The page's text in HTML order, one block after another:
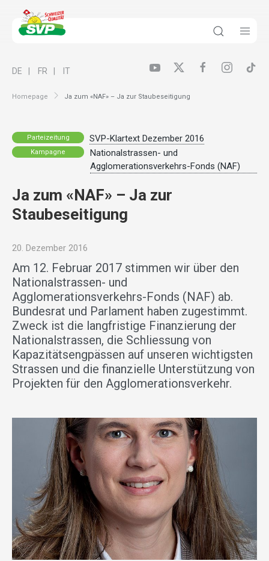
Homepage Ja zum «NAF» – Ja zur Staubeseitigung
DE FR IT
Parteizeitung SVP-Klartext Dezember 2016
Kampagne
Nationalstrassen- und
Agglomerationsverkehrs-Fonds (NAF)
Ja zum «NAF» – Ja zur
Staubeseitigung
20. Dezember 2016
Am 12. Februar 2017 stimmen wir über den
Nationalstrassen- und
Agglomerationsverkehrs-Fonds (NAF) ab.
Bundesrat und Parlament haben zugestimmt.
Zweck ist die langfristige Finanzierung der
Nationalstrassen, die Schliessung von
Kapazitätsengpässen auf unseren wichtigsten
Strassen und die finanzielle Unterstützung von
Projekten für den Agglomerationsverkehr.